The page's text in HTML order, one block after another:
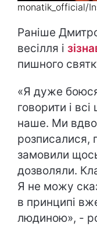
monatik_official/
Раніше
весілля і
пишного
«Я дуже
говорити і
наше. Ми
розписалися,
замовили
дозволяли.
Я не можу
в принципі
людиною», -